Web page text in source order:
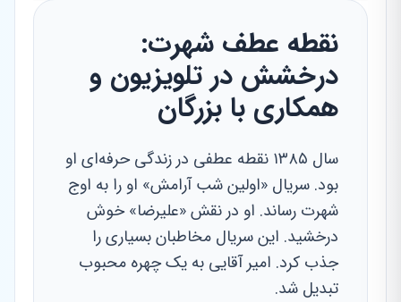
نقطه عطف شهرت:
درخشش در تلویزیون و
همکاری با بزرگان
سال ۱۳۸۵ نقطه عطفی در زندگی حرفه‌ای او
بود. سریال «اولین شب آرامش» او را به اوج
شهرت رساند. او در نقش «علیرضا» خوش
درخشید. این سریال مخاطبان بسیاری را
جذب کرد. امیر آقایی به یک چهره محبوب
تبدیل شد.